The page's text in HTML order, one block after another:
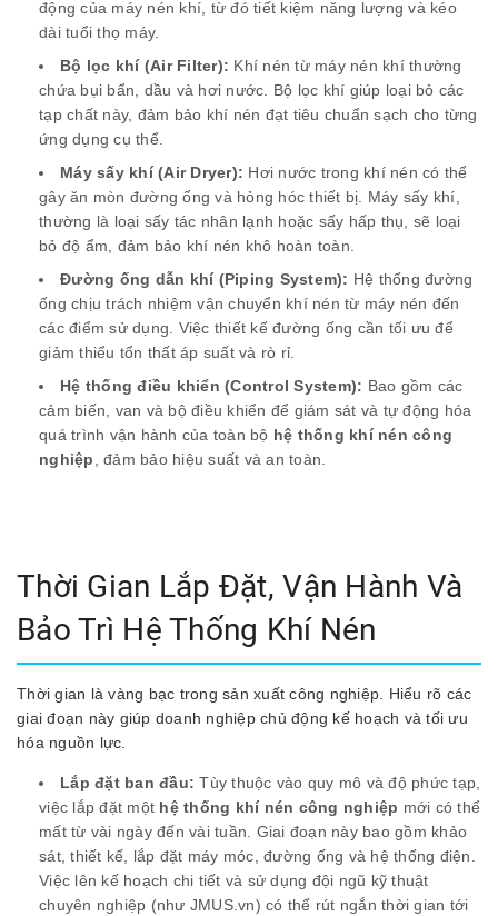
động của máy nén khí, từ đó tiết kiệm năng lượng và kéo
dài tuổi thọ máy.
Bộ lọc khí (Air Filter): Khí nén từ máy nén khí thường
chứa bụi bẩn, dầu và hơi nước. Bộ lọc khí giúp loại bỏ các
tạp chất này, đảm bảo khí nén đạt tiêu chuẩn sạch cho từng
ứng dụng cụ thể.
Máy sấy khí (Air Dryer): Hơi nước trong khí nén có thể
gây ăn mòn đường ống và hỏng hóc thiết bị. Máy sấy khí,
thường là loại sấy tác nhân lạnh hoặc sấy hấp thụ, sẽ loại
bỏ độ ẩm, đảm bảo khí nén khô hoàn toàn.
Đường ống dẫn khí (Piping System): Hệ thống đường
ống chịu trách nhiệm vận chuyển khí nén từ máy nén đến
các điểm sử dụng. Việc thiết kế đường ống cần tối ưu để
giảm thiểu tổn thất áp suất và rò rỉ.
Hệ thống điều khiển (Control System): Bao gồm các
cảm biến, van và bộ điều khiển để giám sát và tự động hóa
quá trình vận hành của toàn bộ hệ thống khí nén công
nghiệp, đảm bảo hiệu suất và an toàn.
Thời Gian Lắp Đặt, Vận Hành Và
Bảo Trì Hệ Thống Khí Nén
Thời gian là vàng bạc trong sản xuất công nghiệp. Hiểu rõ các
giai đoạn này giúp doanh nghiệp chủ động kế hoạch và tối ưu
hóa nguồn lực.
Lắp đặt ban đầu: Tùy thuộc vào quy mô và độ phức tạp,
việc lắp đặt một hệ thống khí nén công nghiệp mới có thể
mất từ vài ngày đến vài tuần. Giai đoạn này bao gồm khảo
sát, thiết kế, lắp đặt máy móc, đường ống và hệ thống điện.
Việc lên kế hoạch chi tiết và sử dụng đội ngũ kỹ thuật
chuyên nghiệp (như JMUS.vn) có thể rút ngắn thời gian tới